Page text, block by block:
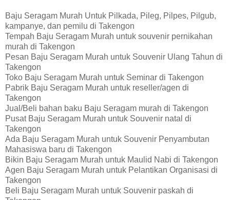
Baju Seragam Murah Untuk Pilkada, Pileg, Pilpes, Pilgub,
kampanye, dan pemilu di Takengon
Tempah Baju Seragam Murah untuk souvenir pernikahan
murah di Takengon
Pesan Baju Seragam Murah untuk Souvenir Ulang Tahun di
Takengon
Toko Baju Seragam Murah untuk Seminar di Takengon
Pabrik Baju Seragam Murah untuk reseller/agen di
Takengon
Jual/Beli bahan baku Baju Seragam murah di Takengon
Pusat Baju Seragam Murah untuk Souvenir natal di
Takengon
Ada Baju Seragam Murah untuk Souvenir Penyambutan
Mahasiswa baru di Takengon
Bikin Baju Seragam Murah untuk Maulid Nabi di Takengon
Agen Baju Seragam Murah untuk Pelantikan Organisasi di
Takengon
Beli Baju Seragam Murah untuk Souvenir paskah di